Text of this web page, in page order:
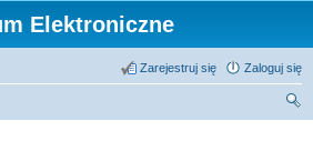
Elektroniczne
Zaloguj się
Zarejestruj się